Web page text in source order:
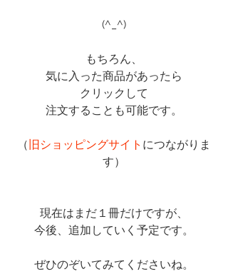
(^_^)
もちろん、
気に入った商品があったら
クリックして
注文することも可能です。
（ 旧ショッピングサイト につながりま
す）
現在はまだ１冊だけですが、
今後、追加していく予定です。
ぜひのぞいてみてくださいね。